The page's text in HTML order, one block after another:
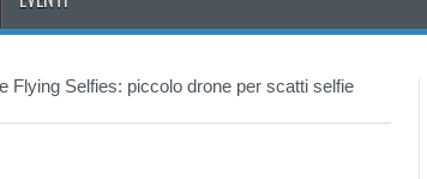
Flying Selfies: piccolo drone per scatti selfie